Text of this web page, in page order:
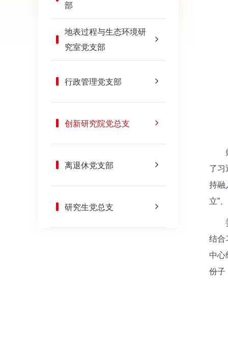
部
地表过程与生态环境研
究室党支部
行政管理党支部
创新研究院党总支
离退休党支部
研究生党总支
师
了习
持融
立”
姜
结合
中心
份子